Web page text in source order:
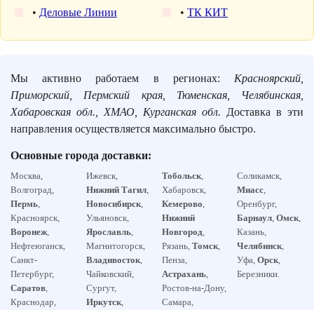
• Деловые Линии • ТК КИТ
Мы активно работаем в регионах: Красноярский,
Приморский, Пермский края, Тюменская, Челябинская,
Хабаровская обл., ХМАО, Курганская обл. Доставка в эти
направления осуществляется максимально быстро.
Основные города доставки:
Москва,
Волгоград,
Пермь,
Красноярск,
Воронеж,
Нефтеюганск,
Санкт-
Петербург,
Саратов,
Краснодар,
Ижевск,
Нижний Тагил,
Новосибирск,
Ульяновск,
Ярославль,
Магнитогорск,
Владивосток,
Чайковский,
Сургут,
Иркутск,
Тобольск,
Хабаровск,
Кемерово,
Нижний
Новгород,
Рязань, Томск,
Пенза,
Астрахань,
Ростов-на-Дону,
Самара,
Соликамск,
Миасс,
Оренбург,
Барнаул,Омск,
Казань,
Челябинск,
Уфа,Орск,
Березники.